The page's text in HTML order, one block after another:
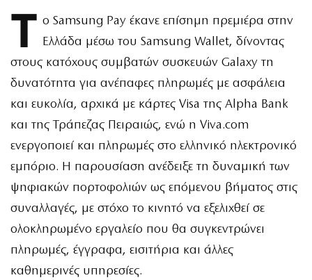
Τ ο Samsung Pay έκανε επίσημη πρεμιέρα στην
Ελλάδα μέσω του Samsung Wallet, δίνοντας
στους κατόχους συμβατών συσκευών Galaxy τη
δυνατότητα για ανέπαφες πληρωμές με ασφάλεια
και ευκολία, αρχικά με κάρτες Visa της Alpha Bank
και της Τράπεζας Πειραιώς, ενώ η Viva.com
ενεργοποιεί και πληρωμές στο ελληνικό ηλεκτρονικό
εμπόριο. Η παρουσίαση ανέδειξε τη δυναμική των
ψηφιακών πορτοφολιών ως επόμενου βήματος στις
συναλλαγές, με στόχο το κινητό να εξελιχθεί σε
ολοκληρωμένο εργαλείο που θα συγκεντρώνει
πληρωμές, έγγραφα, εισιτήρια και άλλες
καθημερινές υπηρεσίες.